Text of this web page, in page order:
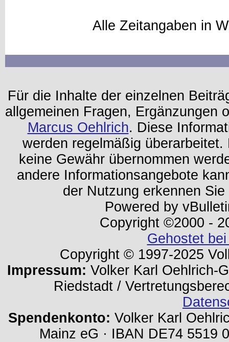
Alle Zeitangaben in
Für die Inhalte der einzelnen
allgemeinen Fragen, Ergänzungen
Marcus Oehlrich. Diese
werden regelmäßig
keine Gewähr übernommen
andere Informationsangebote
der Nutzung erkennen
Powered by
Copyright ©2000 -
Gehostet
Copyright © 1997-2025
Impressum: Volker Karl Oehlrich-
Riedstadt /
Spendenkonto: Volker Karl
Mainz eG · IBAN DE74 5519